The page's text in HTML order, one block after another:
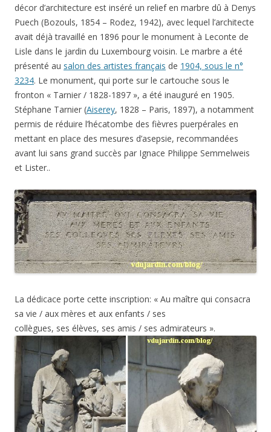
décor d’architecture est inséré un relief en marbre dû à Denys
Puech (Bozouls, 1854 – Rodez, 1942), avec lequel l’architecte
avait déjà travaillé en 1896 pour le monument à Leconte de
Lisle dans le jardin du Luxembourg voisin. Le marbre a été
présenté au salon des artistes français de 1904, sous le n°
3234. Le monument, qui porte sur le cartouche sous le
fronton « Tarnier / 1828-1897 », a été inauguré en 1905.
Stéphane Tarnier (Aiserey, 1828 – Paris, 1897), a notamment
permis de réduire l’hécatombe des fièvres puerpérales en
mettant en place des mesures d’asepsie, recommandées
avant lui sans grand succès par Ignace Philippe Semmelweis
et Lister..
La dédicace porte cette inscription: « Au maître qui consacra
sa vie / aux mères et aux enfants / ses
collègues, ses élèves, ses amis / ses admirateurs ».